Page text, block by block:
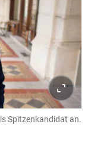
Spitzenkandidat an.